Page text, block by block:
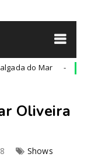
do Mar Cultura
Oliveira
Shows